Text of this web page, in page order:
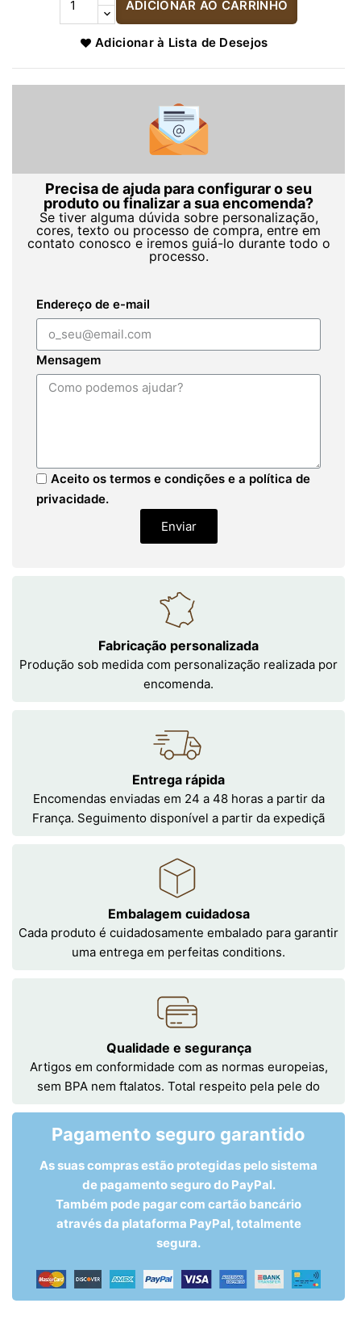
ADICIONAR AO CARRINHO
Adicionar à Lista de Desejos
Precisa de ajuda para configurar o seu
produto ou finalizar a sua encomenda?
Se tiver alguma dúvida sobre personalização,
cores, texto ou processo de compra, entre em
contato conosco e iremos guiá-lo durante todo o
processo.
Endereço de e-mail
Mensagem
Aceito os termos e condições e a política de
privacidade.
Enviar
Fabricação personalizada
Produção sob medida com personalização realizada por
encomenda.
Entrega rápida
Encomendas enviadas em 24 a 48 horas a partir da
França. Seguimento disponível a partir da expediçã
Embalagem cuidadosa
Cada produto é cuidadosamente embalado para garantir
uma entrega em perfeitas conditions.
Qualidade e segurança
Artigos em conformidade com as normas europeias,
sem BPA nem ftalatos. Total respeito pela pele do
Pagamento seguro garantido
As suas compras estão protegidas pelo sistema
de pagamento seguro do PayPal.
Também pode pagar com cartão bancário
através da plataforma PayPal, totalmente
segura.